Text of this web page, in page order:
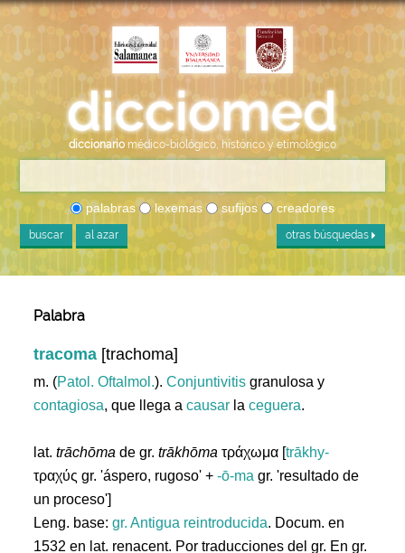
diccionario médico-biológico, histórico y etimológico
palabras lexemas sufijos creadores
buscar al azar otras búsquedas
Palabra
tracoma [trachoma]
m. (Patol. Oftalmol.).Conjuntivitis granulosa y
contagiosa, que llega acausar laceguera.
lat.trāchōma de gr. trākhōma τράχωμα [trākhy-
τραχύς gr. 'áspero, rugoso' +-ō-ma gr. 'resultado de
un proceso']
Leng. base:gr. Antigua reintroducida. Docum. en
1532 en lat. renacent. Por traducciones del gr. En gr.